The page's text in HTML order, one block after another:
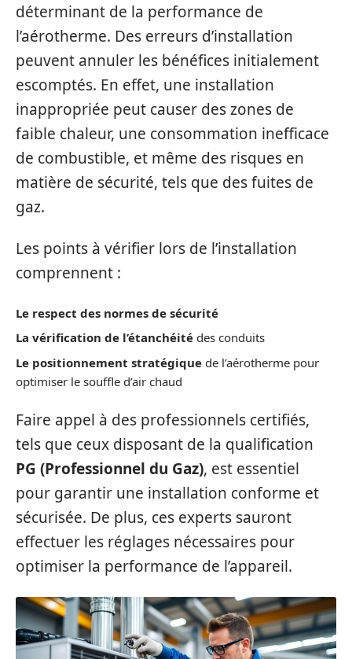
déterminant de la performance de
l’aérotherme. Des erreurs d’installation
peuvent annuler les bénéfices initialement
escomptés. En effet, une installation
inappropriée peut causer des zones de
faible chaleur, une consommation inefficace
de combustible, et même des risques en
matière de sécurité, tels que des fuites de
gaz.
Les points à vérifier lors de l’installation
comprennent :
Le respect des normes de sécurité
La vérification de l’étanchéité des conduits
Le positionnement stratégique de l’aérotherme pour
optimiser le souffle d’air chaud
Faire appel à des professionnels certifiés,
tels que ceux disposant de la qualification
PG (Professionnel du Gaz), est essentiel
pour garantir une installation conforme et
sécurisée. De plus, ces experts sauront
effectuer les réglages nécessaires pour
optimiser la performance de l’appareil.